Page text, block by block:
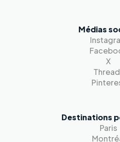
Médias
X
Destinations
Paris